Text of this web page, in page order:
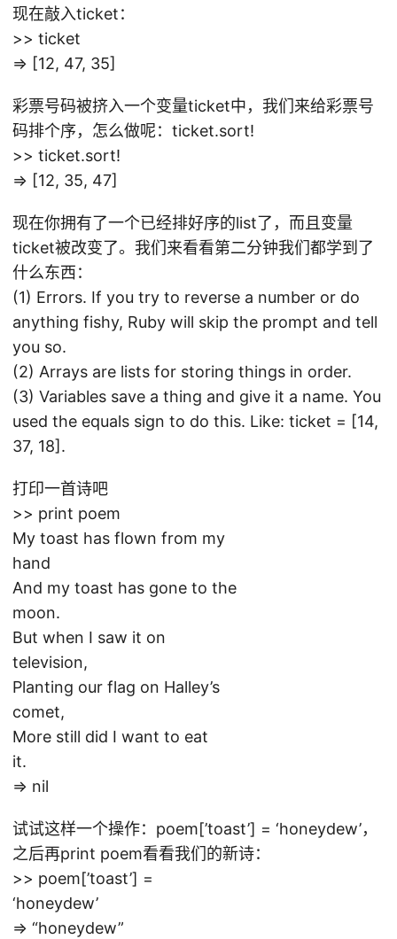
现在敲入ticket：
>> ticket
=> [12, 47, 35]
彩票号码被挤入一个变量ticket中，我们来给彩票号
码排个序，怎么做呢：ticket.sort!
>> ticket.sort!
=> [12, 35, 47]
现在你拥有了一个已经排好序的list了，而且变量
ticket被改变了。我们来看看第二分钟我们都学到了
什么东西：
(1) Errors. If you try to reverse a number or do
anything fishy, Ruby will skip the prompt and tell
you so.
(2) Arrays are lists for storing things in order.
(3) Variables save a thing and give it a name. You
used the equals sign to do this. Like: ticket = [14,
37, 18].
打印一首诗吧
>> print poem
My toast has flown from my
hand
And my toast has gone to the
moon.
But when I saw it on
television,
Planting our flag on Halley’s
comet,
More still did I want to eat
it.
=> nil
试试这样一个操作：poem[’toast’] = ‘honeydew’，
之后再print poem看看我们的新诗：
>> poem[’toast’] =
‘honeydew’
=> “honeydew”